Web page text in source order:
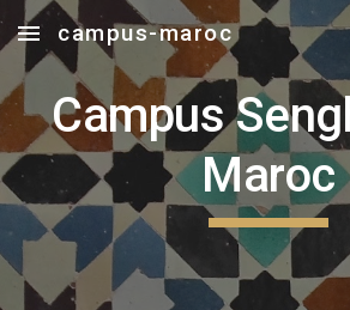
Skip to main content
campus-maroc
Campus
Maroc